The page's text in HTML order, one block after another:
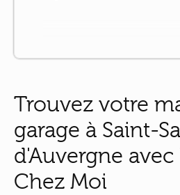
Trouvez votre
garage à Saint-
d'Auvergne avec
Chez Moi